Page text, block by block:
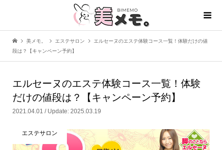
美メモ。 エステサロン
エルセーヌのエステ体験コース一覧！体験だけの値
段は？【キャンペーン予約】
エルセーヌのエステ体験コース一覧！体験
だけの値段は？【キャンペーン予約】
2021.04.01 / Update: 2025.03.19
エステサロン